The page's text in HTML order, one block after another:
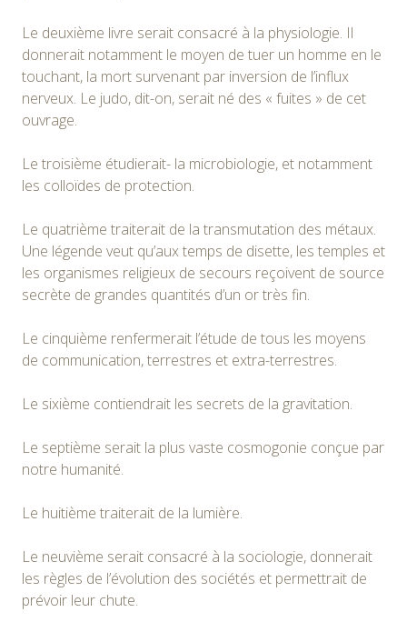
Le deuxième livre serait consacré à la physiologie. Il
donnerait notamment le moyen de tuer un homme en le
touchant, la mort survenant par inversion de l’influx
nerveux. Le judo, dit-on, serait né des « fuites » de cet
ouvrage.
Le troisième étudierait- la microbiologie, et notamment
les colloïdes de protection.
Le quatrième traiterait de la transmutation des métaux.
Une légende veut qu’aux temps de disette, les temples et
les organismes religieux de secours reçoivent de source
secrète de grandes quantités d’un or très fin.
Le cinquième renfermerait l’étude de tous les moyens
de communication, terrestres et extra-terrestres.
Le sixième contiendrait les secrets de la gravitation.
Le septième serait la plus vaste cosmogonie conçue par
notre humanité.
Le huitième traiterait de la lumière.
Le neuvième serait consacré à la sociologie, donnerait
les règles de l’évolution des sociétés et permettrait de
prévoir leur chute.